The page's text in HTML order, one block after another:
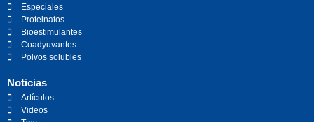
Especiales
Proteinatos
Bioestimulantes
Coadyuvantes
Polvos solubles
Noticias
Artículos
Videos